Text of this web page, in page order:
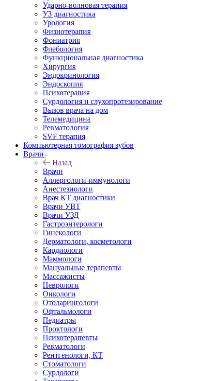
Ударно-волновая терапия
УЗ диагностика
Урология
Физиотерапия
Фониатрия
Флебология
Функциональная диагностика
Хирургия
Эндокринология
Эндоскопия
Психотерапия
Сурдология и слухопротезирование
Вызов врача на дом
Телемедицина
Ревматология
SVF терапия
Компьютерная томография зубов
Врачи
Назад
Врачи
Аллергологи-иммунологи
Анестезиологи
Врач КТ диагностики
Врачи УВТ
Врачи УЗД
Гастроэнтерологи
Гинекологи
Дерматологи, косметологи
Кардиологи
Маммологи
Мануальные терапевты
Массажисты
Неврологи
Онкологи
Отоларингологи
Офтальмологи
Педиатры
Проктологи
Психотерапевты
Ревматологи
Рентгенологи, КТ
Стоматологи
Сурдологи